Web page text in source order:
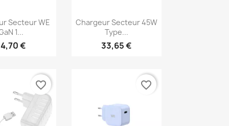
rapide
Secteur WE
1...
€
Aperçu rapide
Chargeur Secteur 45W
Type...
33,65 €
favorite_border favorite_border